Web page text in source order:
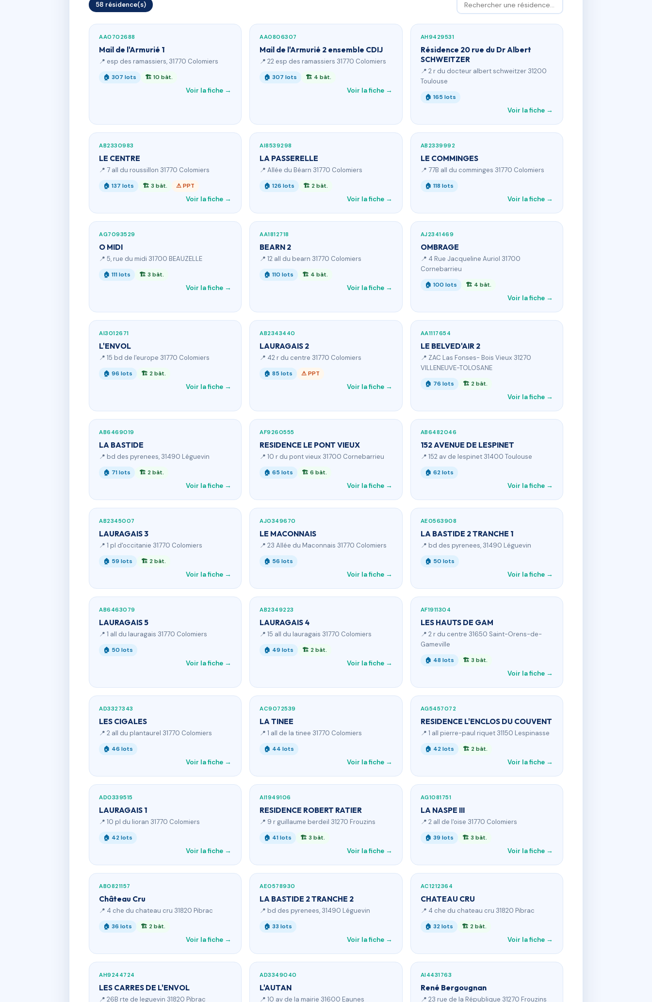
58 résidence(s)
AA0702688
Mail de l'Armurié 1
📍 esp des ramassiers, 31770 Colomiers
🏠 307 lots 🏗 10 bât.
Voir la fiche →
AA0806307
Mail de l'Armurié 2 ensemble CDIJ
📍 22 esp des ramassiers 31770 Colomiers
🏠 307 lots 🏗 4 bât.
Voir la fiche →
AH9429531
Résidence 20 rue du Dr Albert
SCHWEITZER
📍 2 r du docteur albert schweitzer 31200
Toulouse
🏠 165 lots
Voir la fiche →
AB2330983
LE CENTRE
📍 7 all du roussillon 31770 Colomiers
🏠 137 lots 🏗 3 bât. ⚠ PPT
Voir la fiche →
AI8539298
LA PASSERELLE
📍 Allée du Béarn 31770 Colomiers
🏠 126 lots 🏗 2 bât.
Voir la fiche →
AB2339992
LE COMMINGES
📍 77B all du comminges 31770 Colomiers
🏠 118 lots
Voir la fiche →
AG7093529
O MIDI
📍 5, rue du midi 31700 BEAUZELLE
🏠 111 lots 🏗 3 bât.
Voir la fiche →
AA1812718
BEARN 2
📍 12 all du bearn 31770 Colomiers
🏠 110 lots 🏗 4 bât.
Voir la fiche →
AJ2341469
OMBRAGE
📍 4 Rue Jacqueline Auriol 31700
Cornebarrieu
🏠 100 lots 🏗 4 bât.
Voir la fiche →
AI3012671
L'ENVOL
📍 15 bd de l'europe 31770 Colomiers
🏠 96 lots 🏗 2 bât.
Voir la fiche →
AB2343440
LAURAGAIS 2
📍 42 r du centre 31770 Colomiers
🏠 85 lots ⚠ PPT
Voir la fiche →
AA1117654
LE BELVED'AIR 2
📍 ZAC Las Fonses- Bois Vieux 31270
VILLENEUVE-TOLOSANE
🏠 76 lots 🏗 2 bât.
Voir la fiche →
AB6469019
LA BASTIDE
📍 bd des pyrenees, 31490 Léguevin
🏠 71 lots 🏗 2 bât.
Voir la fiche →
AF9260555
RESIDENCE LE PONT VIEUX
📍 10 r du pont vieux 31700 Cornebarrieu
🏠 65 lots 🏗 6 bât.
Voir la fiche →
AB6482046
152 AVENUE DE LESPINET
📍 152 av de lespinet 31400 Toulouse
🏠 62 lots
Voir la fiche →
AB2345007
LAURAGAIS 3
📍 1 pl d'occitanie 31770 Colomiers
🏠 59 lots 🏗 2 bât.
Voir la fiche →
AJ0349670
LE MACONNAIS
📍 23 Allée du Maconnais 31770 Colomiers
🏠 56 lots
Voir la fiche →
AE0563908
LA BASTIDE 2 TRANCHE 1
📍 bd des pyrenees, 31490 Léguevin
🏠 50 lots
Voir la fiche →
AB6463079
LAURAGAIS 5
📍 1 all du lauragais 31770 Colomiers
🏠 50 lots
Voir la fiche →
AB2349223
LAURAGAIS 4
📍 15 all du lauragais 31770 Colomiers
🏠 49 lots 🏗 2 bât.
Voir la fiche →
AF1911304
LES HAUTS DE GAM
📍 2 r du centre 31650 Saint-Orens-de-
Gameville
🏠 48 lots 🏗 3 bât.
Voir la fiche →
AD3327343
LES CIGALES
📍 2 all du plantaurel 31770 Colomiers
🏠 46 lots
Voir la fiche →
AC9072539
LA TINEE
📍 1 all de la tinee 31770 Colomiers
🏠 44 lots
Voir la fiche →
AG5457072
RESIDENCE L'ENCLOS DU COUVENT
📍 1 all pierre-paul riquet 31150 Lespinasse
🏠 42 lots 🏗 2 bât.
Voir la fiche →
AD0339515
LAURAGAIS 1
📍 10 pl du lioran 31770 Colomiers
🏠 42 lots
Voir la fiche →
AI1949106
RESIDENCE ROBERT RATIER
📍 9 r guillaume berdeil 31270 Frouzins
🏠 41 lots 🏗 3 bât.
Voir la fiche →
AG1081751
LA NASPE III
📍 2 all de l'oise 31770 Colomiers
🏠 39 lots 🏗 3 bât.
Voir la fiche →
AB0821157
Château Cru
📍 4 che du chateau cru 31820 Pibrac
🏠 36 lots 🏗 2 bât.
Voir la fiche →
AE0578930
LA BASTIDE 2 TRANCHE 2
📍 bd des pyrenees, 31490 Léguevin
🏠 33 lots
Voir la fiche →
AC1212364
CHATEAU CRU
📍 4 che du chateau cru 31820 Pibrac
🏠 32 lots 🏗 2 bât.
Voir la fiche →
AH9244724
LES CARRES DE L'ENVOL
📍 26B rte de leguevin 31820 Pibrac
AD3349040
L'AUTAN
📍 10 av de la mairie 31600 Eaunes
AI4431763
René Bergougnan
📍 23 rue de la République 31270 Frouzins